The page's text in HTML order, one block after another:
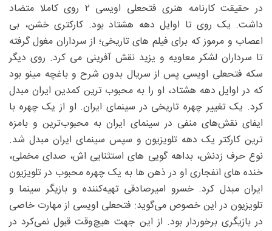
در حقیقت کارنامه هنری فتحعلی اویسی ۲ روی کاملا متضاد
داشت. یک روی تا اوایل دهه هشتاد بود. کارکتری خشن، بی
اعصاب و مرموز که برای فیلم های تاریخی؛ از سرداران مغول گرفته
تا سرداران لشکر معاویه و یزید نقش آفرینی می کرد. روی دیگر
سکه فتحعلی اویسی پس از سریال بدون شرح و باغچه مینو بود
که در اوایل دهه هشتاد، او را به محبوب ترین کمدین ایران مبدل
کرد. یک تغییر چهره تاریخی در سینمای ایران. او از یک چهره با
ایفای نقش‌های منفی در سینمای ایران به محبوب‌ترین و بامزه
ترین کارکتر یک دهه تلویزیون و سپس سینمای ایران مبدل شد.
نوع حرف زدنش، بداهه گویی های استثنایی اش، صدای مخملی،
خنده های انفجاری او در ذهن ها به یک چهره محبوب در تلویزیون
ایران مبدل کرد. خسرو امیرصادقی تهیه‌کننده و بازیگر سینما و
تلویزیون در این خصوص می‌گوید: فتحعلی اویسی از مهارت خاصی
در بازیگری برخوردار بود. از این جهت هیچ‌وقت قبول نمی‌کرد در